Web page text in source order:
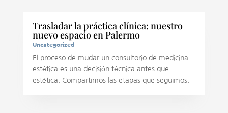
Trasladar la práctica clínica: nuestro
nuevo espacio en Palermo
Uncategorized
El proceso de mudar un consultorio de medicina
estética es una decisión técnica antes que
estética. Compartimos las etapas que seguimos.